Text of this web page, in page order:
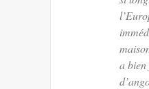
a bien